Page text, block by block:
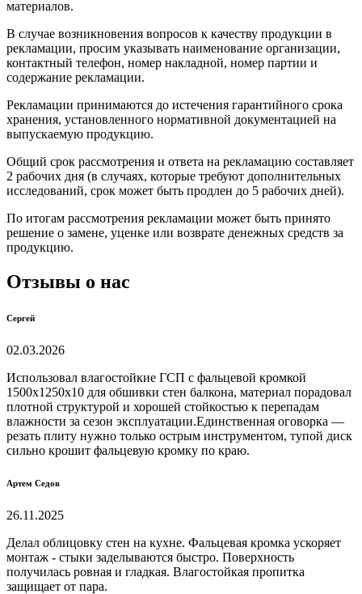
материалов.
В случае возникновения вопросов к качеству продукции в
рекламации, просим указывать наименование организации,
контактный телефон, номер накладной, номер партии и
содержание рекламации.
Рекламации принимаются до истечения гарантийного срока
хранения, установленного нормативной документацией на
выпускаемую продукцию.
Общий срок рассмотрения и ответа на рекламацию составляет
2 рабочих дня (в случаях, которые требуют дополнительных
исследований, срок может быть продлен до 5 рабочих дней).
По итогам рассмотрения рекламации может быть принято
решение о замене, уценке или возврате денежных средств за
продукцию.
Отзывы о нас
Сергей
02.03.2026
Использовал влагостойкие ГСП с фальцевой кромкой
1500х1250х10 для обшивки стен балкона, материал порадовал
плотной структурой и хорошей стойкостью к перепадам
влажности за сезон эксплуатации.Единственная оговорка —
резать плиту нужно только острым инструментом, тупой диск
сильно крошит фальцевую кромку по краю.
Артем Седов
26.11.2025
Делал облицовку стен на кухне. Фальцевая кромка ускоряет
монтаж - стыки заделываются быстро. Поверхность
получилась ровная и гладкая. Влагостойкая пропитка
защищает от пара.